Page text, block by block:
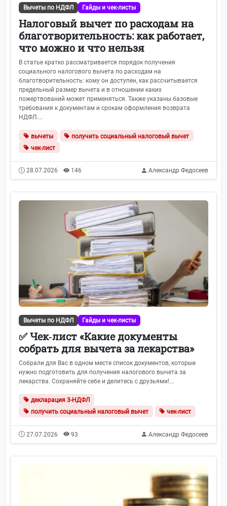
Вычеты по НДФЛ Гайды и чек-листы
Налоговый вычет по расходам на
благотворительность: как работает,
что можно и что нельзя
В статье кратко рассматривается порядок получения
социального налогового вычета по расходам на
благотворительность: кому он доступен, как рассчитывается
предельный размер вычета и в отношении каких
пожертвований может применяться. Также указаны базовые
требования к документам и срокам оформления возврата
НДФЛ....
вычеты
получить социальный налоговый вычет
чек-лист
28.07.2026 146 Александр Федосеев
Вычеты по НДФЛ Гайды и чек-листы
✅ Чек‑лист «Какие документы
собрать для вычета за лекарства»
Собрали для Вас в одном месте список документов, которые
нужно подготовить для получения налогового вычета за
лекарства. Сохраняйте себе и делитесь с друзьями!...
декларация 3-НДФЛ
получить социальный налоговый вычет
чек-лист
27.07.2026 93 Александр Федосеев